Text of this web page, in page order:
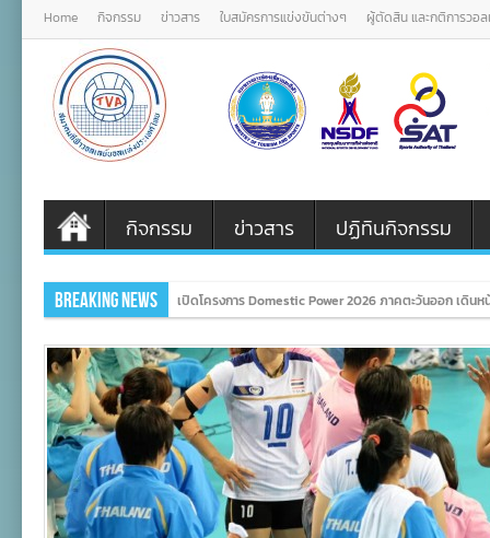
Home กิจกรรม ข่าวสาร ใบสมัครการแข่งขันต่างๆ ผู้ตัดสิน และกติการวอ
กิจกรรม ข่าวสาร ปฏิทินกิจกรรม
Breaking News เปิดโครงการ Domestic Power 2026 ภาคตะวันออก เดิน